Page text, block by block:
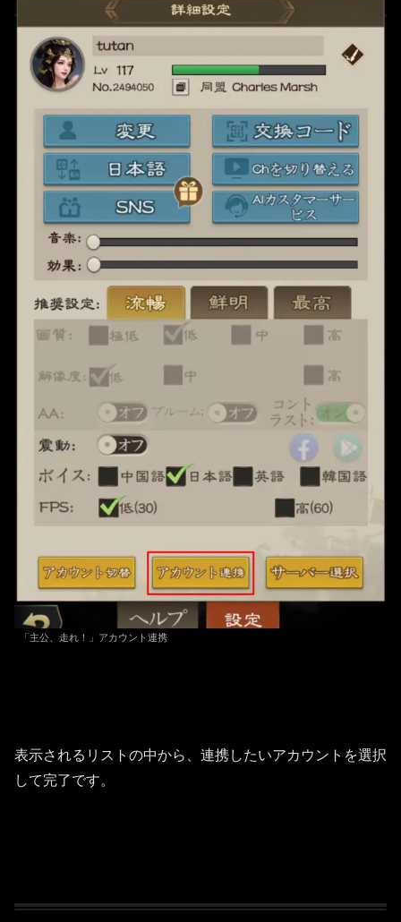
「主公、走れ！」アカウント連携
表示されるリストの中から、連携したいアカウントを選択
して完了です。